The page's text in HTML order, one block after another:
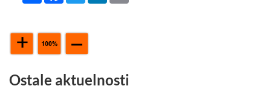
Ostale aktuelnosti